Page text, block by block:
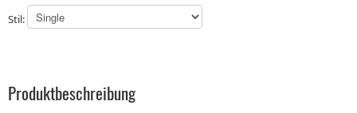
Stil:
Produktbeschreibung